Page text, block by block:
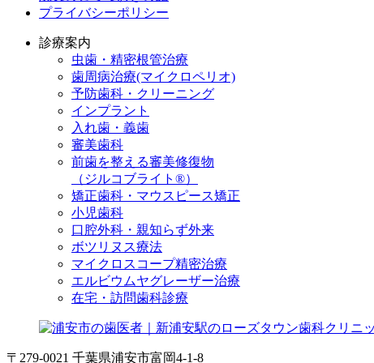
プライバシーポリシー
診療案内
虫歯・精密根管治療
歯周病治療(マイクロペリオ)
予防歯科・クリーニング
インプラント
入れ歯・義歯
審美歯科
前歯を整える審美修復物
（ジルコブライト®）
矯正歯科・マウスピース矯正
小児歯科
口腔外科・親知らず外来
ボツリヌス療法
マイクロスコープ精密治療
エルビウムヤグレーザー治療
在宅・訪問歯科診療
〒279-0021 千葉県浦安市富岡4-1-8